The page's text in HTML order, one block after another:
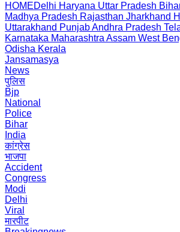
HOMEDelhi Haryana Uttar Pradesh
Madhya Pradesh Rajasthan Jharkhand
Uttarakhand PunjabAndhra Pradesh
Karnataka Maharashtra Assam West
Odisha Kerala
Jansamasya
News
पुलिस
Bjp
National
Police
Bihar
India
कांग्रेस
भाजपा
Accident
Congress
Modi
Delhi
Viral
मारपीट